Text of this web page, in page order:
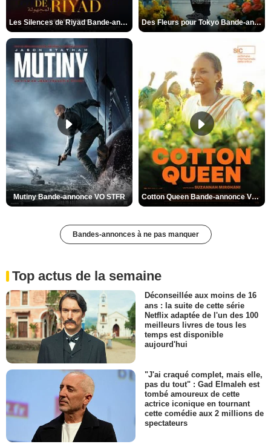
Les Silences de Riyad Bande-annonce VO STFR Des Fleurs pour Tokyo Bande-annonce VO STFR
Mutiny Bande-annonce VO STFR Cotton Queen Bande-annonce VO STFR
Bandes-annonces à ne pas manquer
Top actus de la semaine
Déconseillée aux moins de 16
ans : la suite de cette série
Netflix adaptée de l'un des 100
meilleurs livres de tous les
temps est disponible
aujourd'hui
"J'ai craqué complet, mais elle,
pas du tout" : Gad Elmaleh est
tombé amoureux de cette
actrice iconique en tournant
cette comédie aux 2 millions de
spectateurs